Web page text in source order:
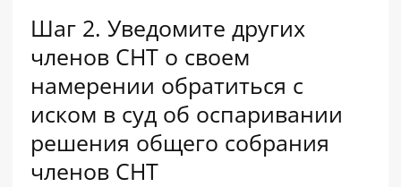
Шаг 2. Уведомите других
членов СНТ о своем
намерении обратиться с
иском в суд об оспаривании
решения общего собрания
членов СНТ